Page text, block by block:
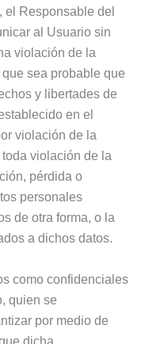
Responsable del
al Usuario sin
violación de la
sea probable que
y libertades de
en el
violación de la
violación de la
pérdida o
personales
de otra forma, o la
a dichos datos.
como confidenciales
quien se
por medio de
dicha